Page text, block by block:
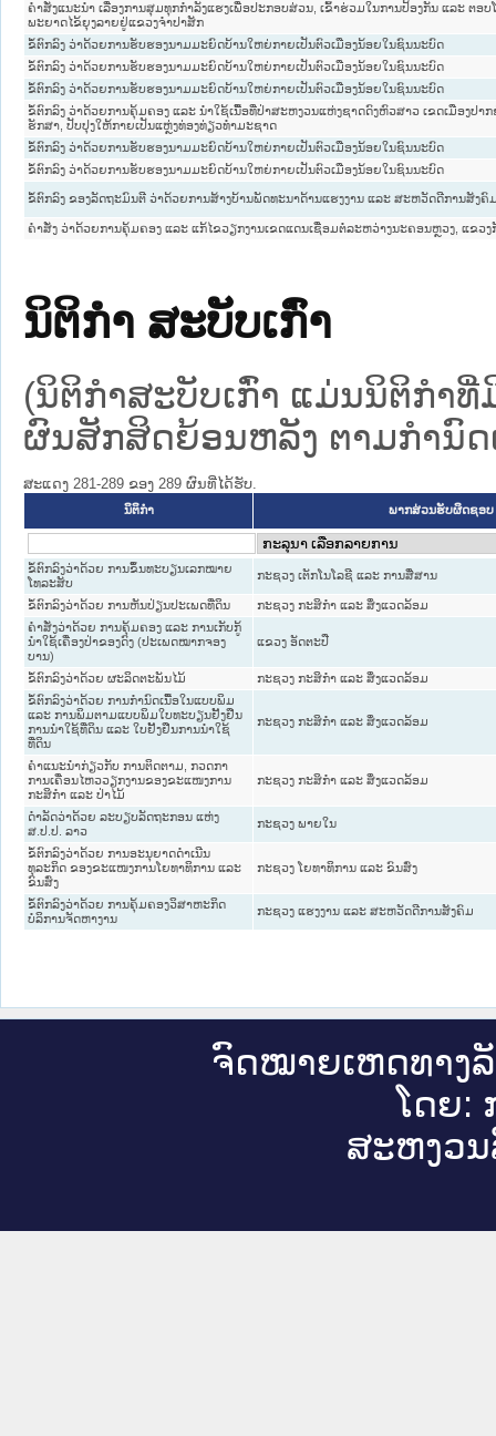
ຄຳສັ່ງແນະນຳ ເລື່ອງການສຸມທຸກກຳລັງແຮງເພື່ອປະກອບສ່ວນ, ເຂົ້າຮ່ວມໃນການປ້ອງກັນ ແລະ ຕອບ
ພະຍາດໄຂ້ຍຸງລາຍຢູ່ແຂວງຈຳປາສັກ
ຂໍ້ຕົກລົງ ວ່າດ້ວຍການຮັບຮອງນາມມະຍົດບ້ານໃຫຍ່ກາຍເປັນຕົວເມືອງນ້ອຍໃນຊົນນະບົດ
ຂໍ້ຕົກລົງ ວ່າດ້ວຍການຮັບຮອງນາມມະຍົດບ້ານໃຫຍ່ກາຍເປັນຕົວເມືອງນ້ອຍໃນຊົນນະບົດ
ຂໍ້ຕົກລົງ ວ່າດ້ວຍການຮັບຮອງນາມມະຍົດບ້ານໃຫຍ່ກາຍເປັນຕົວເມືອງນ້ອຍໃນຊົນນະບົດ
ຂໍ້ຕົກລົງ ວ່າດ້ວຍການຄຸ້ມຄອງ ແລະ ນຳໃຊ້ເນື້ອທີ່ປ່າສະຫງວນແຫ່ງຊາດດົງຫົວສາວ ເຂດເມືອງປາກ
ຮັກສາ, ປັບປຸງໃຫ້ກາຍເປັນແຫຼ່ງທ່ອງທ່ຽວທຳມະຊາດ
ຂໍ້ຕົກລົງ ວ່າດ້ວຍການຮັບຮອງນາມມະຍົດບ້ານໃຫຍ່ກາຍເປັນຕົວເມືອງນ້ອຍໃນຊົນນະບົດ
ຂໍ້ຕົກລົງ ວ່າດ້ວຍການຮັບຮອງນາມມະຍົດບ້ານໃຫຍ່ກາຍເປັນຕົວເມືອງນ້ອຍໃນຊົນນະບົດ
ຂໍ້ຕົກລົງ ຂອງລັດຖະມົນຕີ ວ່າດ້ວຍການສ້າງບ້ານພັດທະນາດ້ານແຮງງານ ແລະ ສະຫວັດດີການສັງຄົ
ຄຳສັ່ງ ວ່າດ້ວຍການຄຸ້ມຄອງ ແລະ ແກ້ໄຂວຽກງານເຂດແດນເຊື່ອມຕໍ່ລະຫວ່າງນະຄອນຫຼວງ, ແຂວງ
ນິຕິກໍາ ສະບັບເກົ່າ
(ນິຕິກໍາສະບັບເກົ່າ ແມ່ນນິຕິກໍາ
ຜົນສັກສິດຍ້ອນຫລັງ ຕາມກໍານົດ
ສະແດງ 281-289 ຂອງ 289 ຜົນທີ່ໄດ້ຮັບ.
ນິຕິກໍາ ພາກສ່ວນຮັບຜິດຊອບ
ຂໍ້ຕົກລົງວ່າດ້ວຍ ການຂຶ້ນທະບຽນເລກໝາຍ
ໂທລະສັບ
ກະຊວງ ເຕັກໂນໂລຊີ ແລະ ການສື່ສານ
ຂໍ້ຕົກລົງວ່າດ້ວຍ ການຫັນປ່ຽນປະເພດທີ່ດິນ
ກະຊວງ ກະສິກຳ ແລະ ສິ່ງແວດລ້ອມ
ຄຳສັ່ງວ່າດ້ວຍ ການຄຸ້ມຄອງ ແລະ ການເກັບກູ້
ນຳໃຊ້ເຄື່ອງປ່າຂອງດົງ (ປະເພດໝາກຈອງ
ບານ)
ແຂວງ ອັດຕະປື
ຂໍ້ຕົກລົງວ່າດ້ວຍ ຜະລິດຕະພັນໄມ້
ກະຊວງ ກະສິກຳ ແລະ ສິ່ງແວດລ້ອມ
ຂໍ້ຕົກລົງວ່າດ້ວຍ ການກຳນົດເນື້ອໃນແບບພິມ
ແລະ ການພິມຕາມແບບພິມໃບທະບຽນຢັ້ງຢືນ
ການນຳໃຊ້ທີ່ດິນ ແລະ ໃບຢັ້ງຢືນການນຳໃຊ້
ທີ່ດິນ
ກະຊວງ ກະສິກຳ ແລະ ສິ່ງແວດລ້ອມ
ຄຳແນະນຳກ່ຽວກັບ ການຕິດຕາມ, ກວດກາ
ການເຄື່ອນໄຫວວຽກງານຂອງຂະແໜງການ
ກະສິກຳ ແລະ ປ່າໄມ້
ກະຊວງ ກະສິກຳ ແລະ ສິ່ງແວດລ້ອມ
ດຳລັດວ່າດ້ວຍ ລະບຽບລັດຖະກອນ ແຫ່ງ
ສ.ປ.ປ. ລາວ
ກະຊວງ ພາຍໃນ
ຂໍ້ຕົກລົງວ່າດ້ວຍ ການອະນຸຍາດດຳເນີນ
ທຸລະກິດ ຂອງຂະແໜງການໂຍທາທິການ ແລະ
ຂົນສົ່ງ
ກະຊວງ ໂຍທາທິການ ແລະ ຂົນສົ່ງ
ຂໍ້ຕົກລົງວ່າດ້ວຍ ການຄຸ້ມຄອງວິສາຫະກິດ
ບໍລິການຈັດຫາງານ
ກະຊວງ ແຮງງານ ແລະ ສະຫວັດດີການສັງຄົມ
ຈົດ​ໝາຍ​ເຫດ​ທາງ​
ໂດຍ:
ສະ​ຫງວນ​